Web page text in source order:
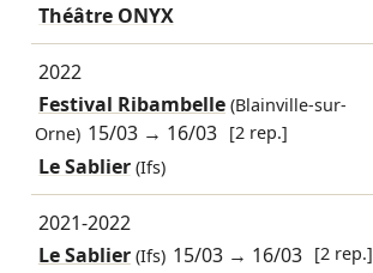
Théâtre ONYX
2022
Festival Ribambelle(Blainville-sur-
Orne) 15/03 → 16/03 [2 rep.]
Le Sablier (Ifs)
2021-2022
Le Sablier(Ifs) 15/03 → 16/03 [2 rep.]